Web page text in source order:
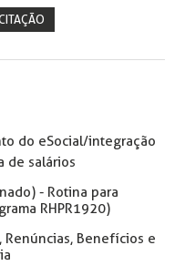
do eSocial/integração
de salários
- Rotina para
RHPR1920)
Renúncias, Benefícios e